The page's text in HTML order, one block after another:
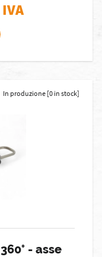
In produzione [0 in stock]
- asse